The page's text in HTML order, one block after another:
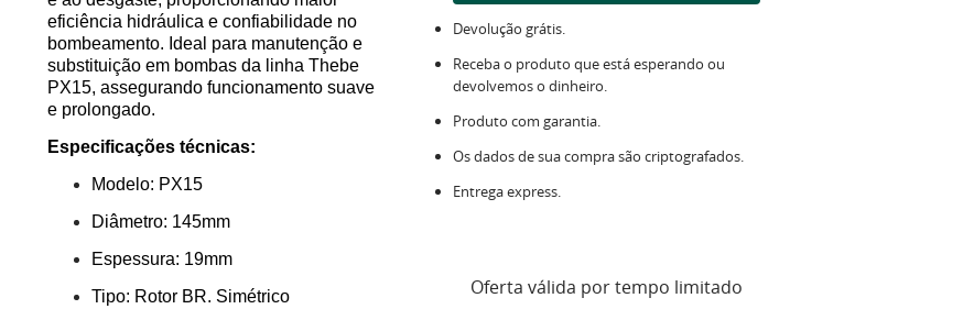
eficiência hidráulica e confiabilidade no
bombeamento. Ideal para manutenção e
substituição em bombas da linha Thebe
PX15, assegurando funcionamento suave
e prolongado.
Especificações técnicas:
Modelo: PX15
Diâmetro: 145mm
Espessura: 19mm
Tipo: Rotor BR. Simétrico
Devolução grátis.
Receba o produto que está esperando ou
devolvemos o dinheiro.
Produto com garantia.
Os dados de sua compra são criptografados.
Entrega express.
Oferta válida por tempo limitado